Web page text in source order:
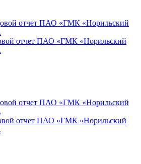
отчет ПАО «ГМК «Норильский
отчет ПАО «ГМК «Норильский
отчет ПАО «ГМК «Норильский
отчет ПАО «ГМК «Норильский